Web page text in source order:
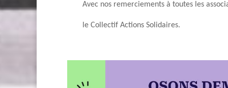
Avec nos remerciements à toutes les
le Collectif Actions Solidaires.